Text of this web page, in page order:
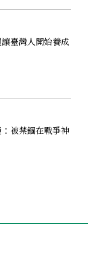
臺灣人開始養成
被禁錮在戰爭神